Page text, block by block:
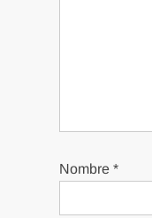
Nombre*